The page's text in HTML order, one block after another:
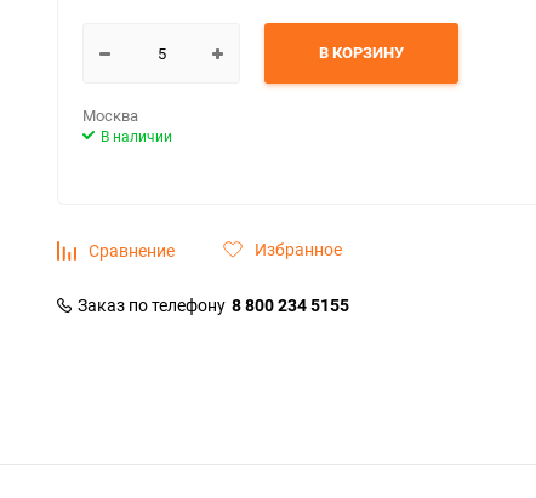
В КОРЗИНУ
Москва
В наличии
Сравнение Избранное
Заказ по телефону 8 800 234 5155